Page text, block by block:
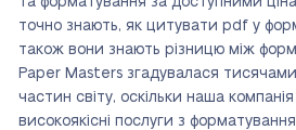
точно знають, як цитувати pdf у
також вони знають різницю між
Paper Masters згадувалася тисячами
частин світу, оскільки наша
високоякісні послуги з